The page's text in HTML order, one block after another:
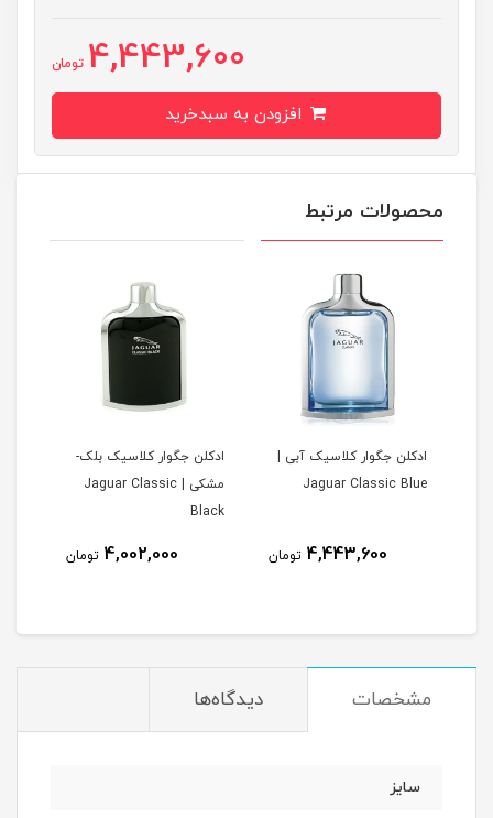
4,443,600 تومان
محصولات مرتبط
ادکلن جگوار کلاسیک آبی |
Jaguar Classic Blue
4,443,600 تومان
ادکلن جگوار کلاسیک بلک-
مشکی | Jaguar Classic
Black
4,002,000 تومان
مشخصات دیدگاه‌ها
سایز